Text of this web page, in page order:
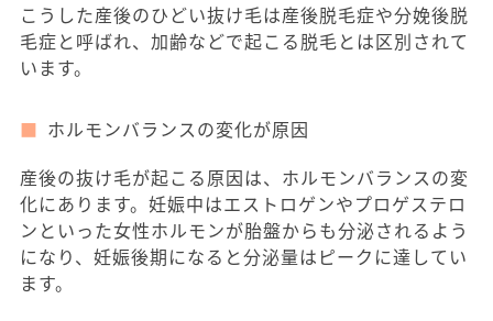
こうした産後のひどい抜け毛は産後脱毛症や分娩後脱
毛症と呼ばれ、加齢などで起こる脱毛とは区別されて
います。
ホルモンバランスの変化が原因
産後の抜け毛が起こる原因は、ホルモンバランスの変
化にあります。妊娠中はエストロゲンやプロゲステロ
ンといった女性ホルモンが胎盤からも分泌されるよう
になり、妊娠後期になると分泌量はピークに達してい
ます。